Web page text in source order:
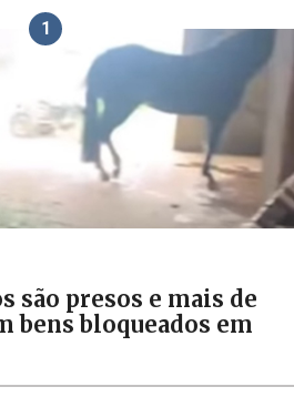
1
são presos e mais de
bens bloqueados em